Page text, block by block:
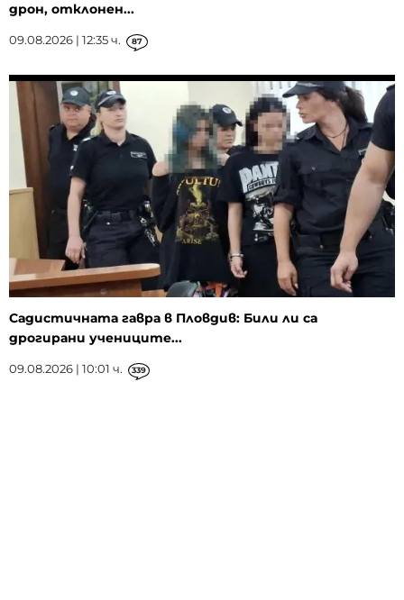
дрон, отклонен...
09.08.2026 | 12:35 ч. 87
Садистичната гавра в Пловдив: Били ли са
дрогирани учениците...
09.08.2026 | 10:01 ч. 339